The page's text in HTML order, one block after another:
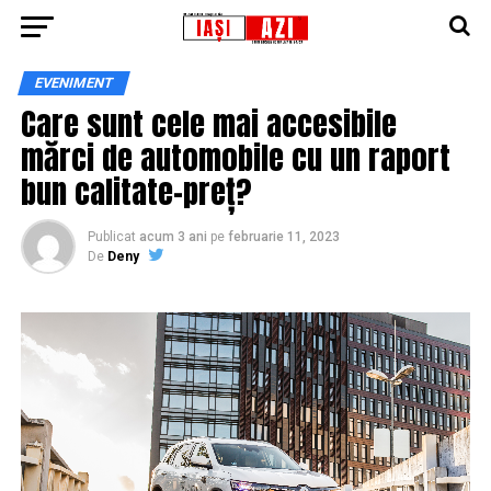
EVENIMENT
Care sunt cele mai accesibile
mărci de automobile cu un raport
bun calitate-preț?
Publicat acum 3 ani pe februarie 11, 2023
De Deny